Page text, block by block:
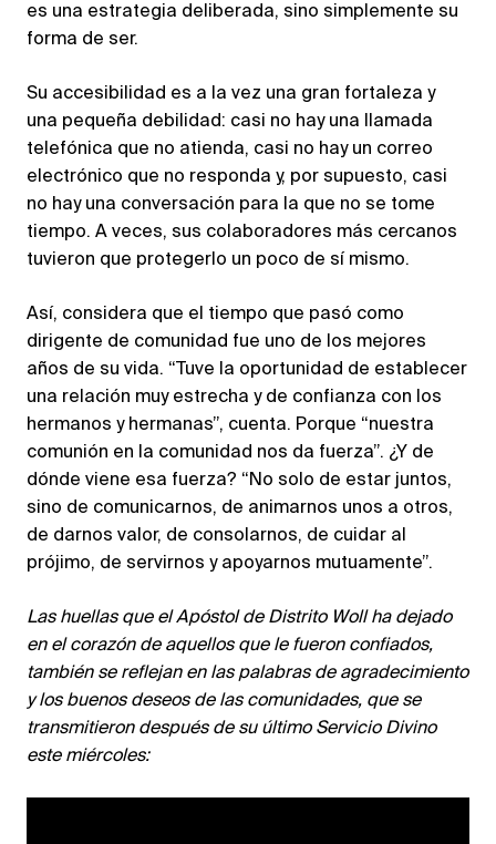
es una estrategia deliberada, sino simplemente su
forma de ser.
Su accesibilidad es a la vez una gran fortaleza y
una pequeña debilidad: casi no hay una llamada
telefónica que no atienda, casi no hay un correo
electrónico que no responda y, por supuesto, casi
no hay una conversación para la que no se tome
tiempo. A veces, sus colaboradores más cercanos
tuvieron que protegerlo un poco de sí mismo.
Así, considera que el tiempo que pasó como
dirigente de comunidad fue uno de los mejores
años de su vida. “Tuve la oportunidad de establecer
una relación muy estrecha y de confianza con los
hermanos y hermanas”, cuenta. Porque “nuestra
comunión en la comunidad nos da fuerza”. ¿Y de
dónde viene esa fuerza? “No solo de estar juntos,
sino de comunicarnos, de animarnos unos a otros,
de darnos valor, de consolarnos, de cuidar al
prójimo, de servirnos y apoyarnos mutuamente”.
Las huellas que el Apóstol de Distrito Woll ha dejado
en el corazón de aquellos que le fueron confiados,
también se reflejan en las palabras de agradecimiento
y los buenos deseos de las comunidades, que se
transmitieron después de su último Servicio Divino
este miércoles: